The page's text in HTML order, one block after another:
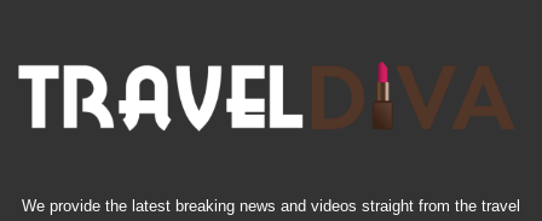
We provide the latest breaking news and videos straight from the travel